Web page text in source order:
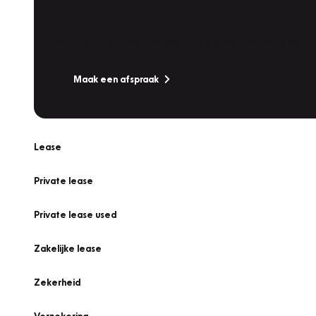
Maak een afspraak
Lease
Private lease
Private lease used
Zakelijke lease
Zekerheid